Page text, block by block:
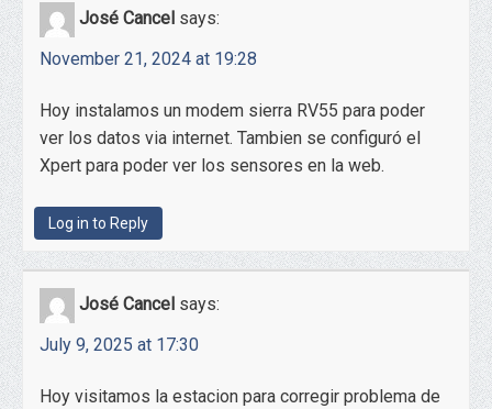
José Cancel says:
November 21, 2024 at 19:28
Hoy instalamos un modem sierra RV55 para poder
ver los datos via internet. Tambien se configuró el
Xpert para poder ver los sensores en la web.
Log in to Reply
José Cancel says:
July 9, 2025 at 17:30
Hoy visitamos la estacion para corregir problema de